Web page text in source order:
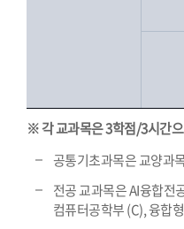
※ 각 교과목은 3학점/3시간
공통기초과목은 교양과
전공 교과목은 AI융합
컴퓨터공학부 (C), 융합